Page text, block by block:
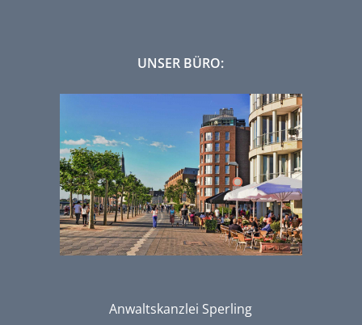
UNSER BÜRO:
Anwaltskanzlei Sperling